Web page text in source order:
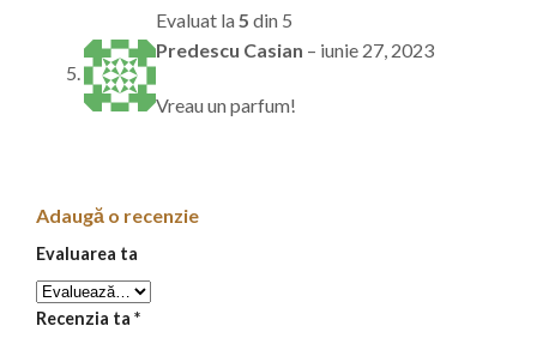
Evaluat la 5 din 5
Predescu Casian – iunie 27, 2023
Vreau un parfum!
Adaugă o recenzie
Evaluarea ta
Recenzia ta *